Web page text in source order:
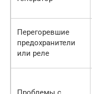
Перегоревшие
предохранители
или реле